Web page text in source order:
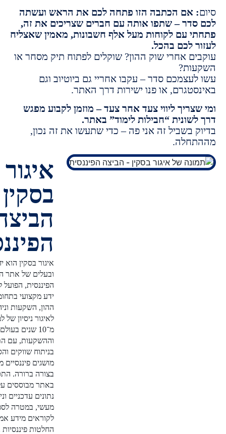
הכתבה הזו פתחה לכם את הראש ועשתה
– שתפו אותה עם חברים שצריכים את זה,
עם לקוחות מעל אלף חשבונות, מאמין שאצליח
לכם בהכל.
אחרי שוק ההון? שוקלים לפתוח תיק מסחר או
סדר – עקבו אחריי גם ביוטיוב וגם
או פנו ישירות דרך האתר.
ליווי צעד אחר צעד – מוזמן לקבוע מפגש
“חבילות לימוד” באתר.
בשביל זה אני פה – כדי שתעשו את זה נכון,
איגור
בסקין -
הביצה
הפיננסית
איגור בסקין הוא יזם פיננסי
ובעלים של אתר הביצה
הפיננסית, הפועל להנגשת
ידע מקצועי בתחומי שוק
ההון, השקעות וניהול כסף.
לאיגור ניסיון של למעלה
מ־10 שנים בעולם הפיננסים
וההשקעות, עם התמחות
בניתוח שווקים והסברת
מושגים פיננסיים מורכבים
בצורה ברורה. התכנים
באתר מבוססים על מחקר,
נתונים עדכניים וניסיון
מעשי, במטרה לספק
לקוראים מידע אמין לקבלת
החלטות פיננסיות נכונות.